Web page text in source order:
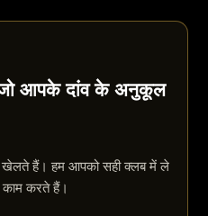
जो आपके दांव के अनुकूल
खेलते हैं। हम आपको सही क्लब में ले
करते हैं।